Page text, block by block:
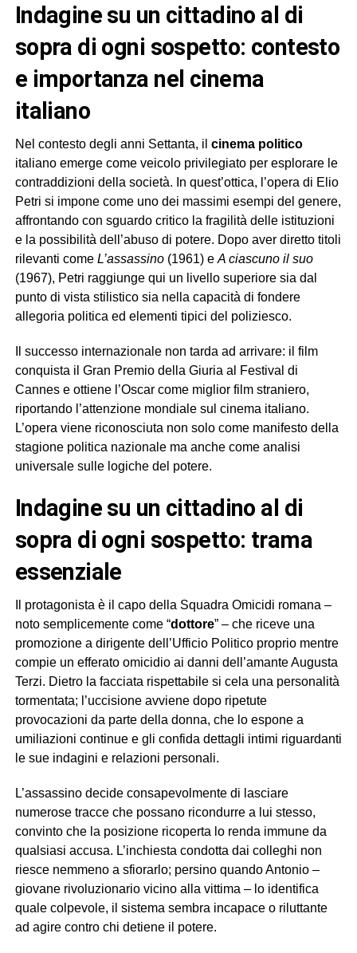
indagine su un cittadino al di
sopra di ogni sospetto: contesto
e importanza nel cinema
italiano
Nel contesto degli anni Settanta, il cinema politico
italiano emerge come veicolo privilegiato per esplorare le
contraddizioni della società. In quest’ottica, l’opera di Elio
Petri si impone come uno dei massimi esempi del genere,
affrontando con sguardo critico la fragilità delle istituzioni
e la possibilità dell’abuso di potere. Dopo aver diretto titoli
rilevanti come L’assassino(1961) e A ciascuno il suo
(1967), Petri raggiunge qui un livello superiore sia dal
punto di vista stilistico sia nella capacità di fondere
allegoria politica ed elementi tipici del poliziesco.
Il successo internazionale non tarda ad arrivare: il film
conquista il Gran Premio della Giuria al Festival di
Cannes e ottiene l’Oscar come miglior film straniero,
riportando l’attenzione mondiale sul cinema italiano.
L’opera viene riconosciuta non solo come manifesto della
stagione politica nazionale ma anche come analisi
universale sulle logiche del potere.
indagine su un cittadino al di
sopra di ogni sospetto: trama
essenziale
Il protagonista è il capo della Squadra Omicidi romana –
noto semplicemente come “dottore” – che riceve una
promozione a dirigente dell’Ufficio Politico proprio mentre
compie un efferato omicidio ai danni dell’amante Augusta
Terzi. Dietro la facciata rispettabile si cela una personalità
tormentata; l’uccisione avviene dopo ripetute
provocazioni da parte della donna, che lo espone a
umiliazioni continue e gli confida dettagli intimi riguardanti
le sue indagini e relazioni personali.
L’assassino decide consapevolmente di lasciare
numerose tracce che possano ricondurre a lui stesso,
convinto che la posizione ricoperta lo renda immune da
qualsiasi accusa. L’inchiesta condotta dai colleghi non
riesce nemmeno a sfiorarlo; persino quando Antonio –
giovane rivoluzionario vicino alla vittima – lo identifica
quale colpevole, il sistema sembra incapace o riluttante
ad agire contro chi detiene il potere.